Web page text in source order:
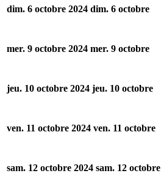
dim. 6 octobre 2024 dim. 6 octobre
mer. 9 octobre 2024 mer. 9 octobre
jeu. 10 octobre 2024 jeu. 10 octobre
ven. 11 octobre 2024 ven. 11 octobre
sam. 12 octobre 2024 sam. 12 octobre